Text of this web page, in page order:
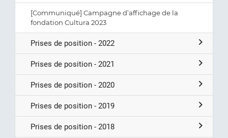
[Communiqué] Campagne d’affichage de la
fondation Cultura 2023
Prises de position - 2022
Prises de position - 2021
Prises de position - 2020
Prises de position - 2019
Prises de position - 2018